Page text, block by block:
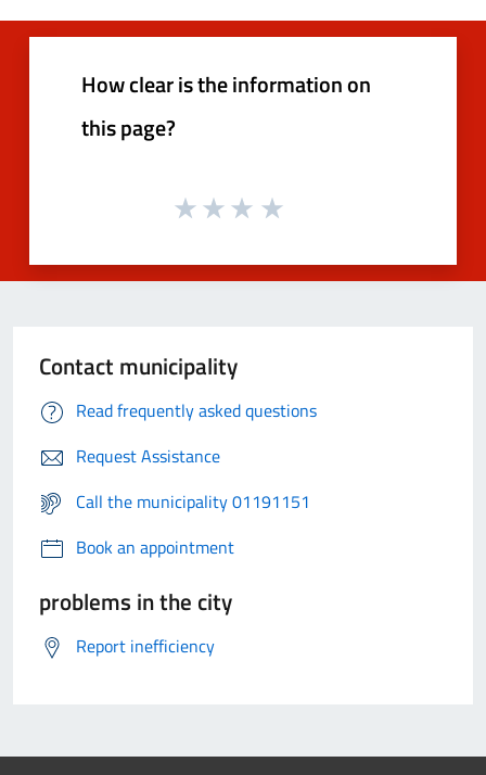
How clear is the information on
this page?
Contact municipality
Read frequently asked questions
Request Assistance
Call the municipality 01191151
Book an appointment
problems in the city
Report inefficiency